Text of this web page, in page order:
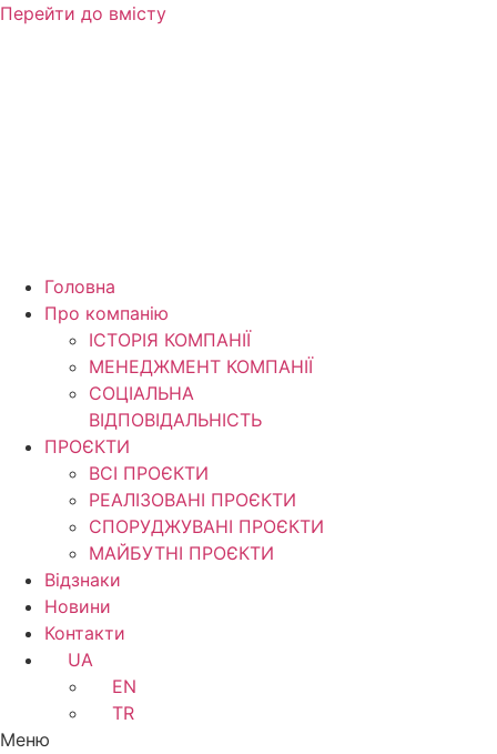
Перейти до вмісту
Головна
Про компанію
ІСТОРІЯ КОМПАНІЇ
МЕНЕДЖМЕНТ КОМПАНІЇ
CОЦІАЛЬНА
ВІДПОВІДАЛЬНІСТЬ
ПРОЄКТИ
ВСІ ПРОЄКТИ
РЕАЛІЗОВАНІ ПРОЄКТИ
СПОРУДЖУВАНІ ПРОЄКТИ
МАЙБУТНІ ПРОЄКТИ
Відзнаки
Новини
Контакти
UA
EN
TR
Меню